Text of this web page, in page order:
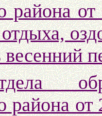
района
весенний
района